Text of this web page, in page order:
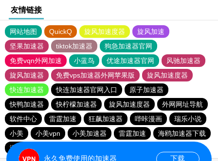
友情链接
网站地图 QuickQ 旋风加速度器
旋风加速
坚果加速器
tiktok加速器
狗急加速器官网
免费vqn外网加速
小蓝鸟 优途加速器官网
风驰加速器
旋风加速器
免费vps加速器外网苹果版
旋风加速度器
快连加速器
快连加速器官网入口
原子加速器
快鸭加速器
快柠檬加速器 旋风加速度器
外网网址导航
软件中心
雷霆加速 狂飙加速器 哔咔漫画
瑞乐小说
小美
小美vpn 小美加速器 雷霆加速
海鸥加速器下载
海鸥加速度
永久免费使用的加速器 下载